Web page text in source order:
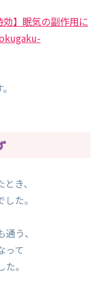
】眠気の副作用に
き、
た。
う、
って
。